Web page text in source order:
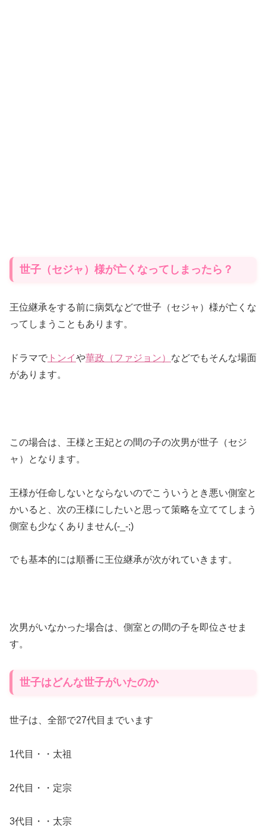
世子（セジャ）様が亡くなってしまったら？
王位継承をする前に病気などで世子（セジャ）様が亡くな
ってしまうこともあります。
ドラマで トンイや華政（ファジョン） などでもそんな場面
があります。
この場合は、王様と王妃との間の子の次男が世子（セジ
ャ）となります。
王様が任命しないとならないのでこういうとき悪い側室と
かいると、次の王様にしたいと思って策略を立ててしまう
側室も少なくありません(-_-;)
でも基本的には順番に王位継承が次がれていきます。
次男がいなかった場合は、側室との間の子を即位させま
す。
世子はどんな世子がいたのか
世子は、全部で27代目までいます
1代目・・太祖
2代目・・定宗
3代目・・太宗